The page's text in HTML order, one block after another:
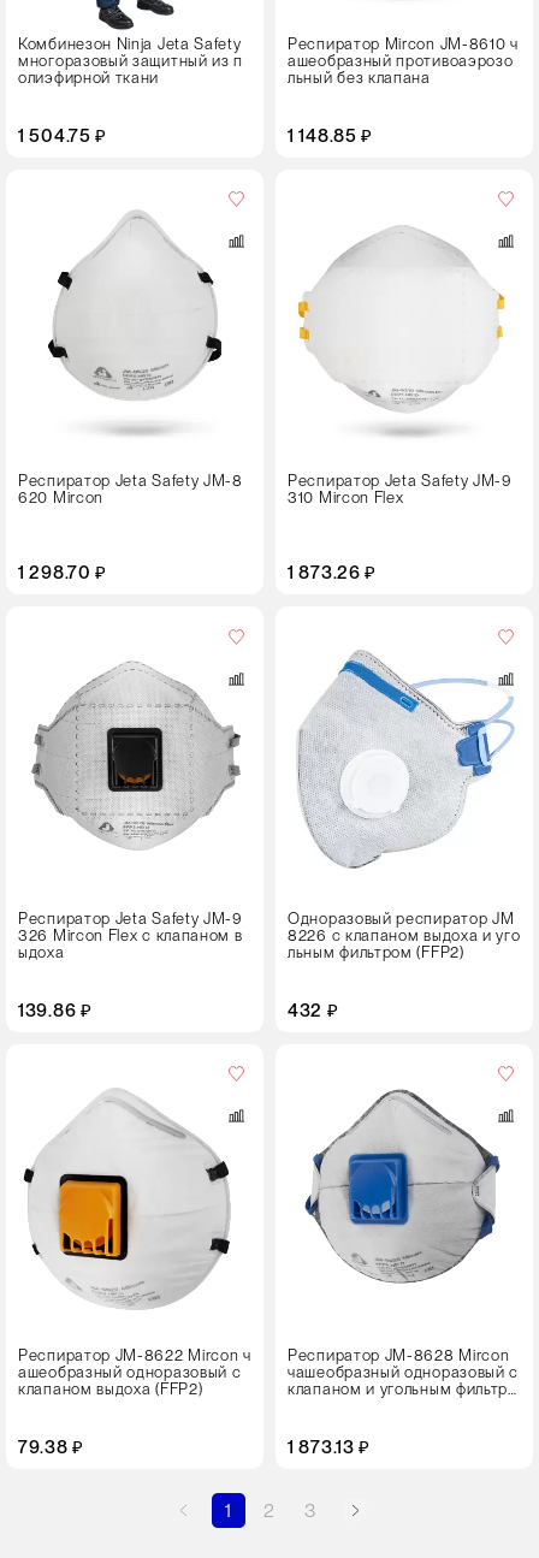
Комбинезон Ninja Jeta Safety
многоразовый защитный из п
олиэфирной ткани
1 504.75 ₽
Респиратор Mirсon JM-8610 ч
ашеобразный противоаэрозо
льный без клапана
1 148.85 ₽
Респиратор Jeta Safety JM-8
620 Mircon
1 298.70 ₽
Респиратор Jeta Safety JM-9
310 Mircon Flex
1 873.26 ₽
20 штук
Цвет
Респиратор Jeta Safety JM-9
326 Mircon Flex с клапаном в
ыдоха
139.86 ₽
Одноразовый респиратор JM
8226 с клапаном выдоха и уго
льным фильтром (FFP2)
432 ₽
Респиратор JM-8622 Mircon ч
ашеобразный одноразовый с
клапаном выдоха (FFP2)
79.38 ₽
Респиратор JM-8628 Mircon
чашеобразный одноразовый с
клапаном и угольным фильтро
1 873.13 ₽
упаковке
10 штук
1 2 3